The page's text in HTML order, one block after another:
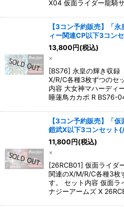
X04 仮面ライダー龍騎
【3コン予約販売】「
ィー関連CP以下3コン
13,800 円(税込)
×
[BS76] 永皇の輝き収
X/R/C各種3枚ずつのセ
内容 大女神マハーディ
睡蓮鳥カカポ R BS76-
【3コン予約販売】「仮
鎧武X以下3コンセット
11,800 円(税込)
×
[26RCB01] 仮面ライ
関連のX/M/R/C各種3枚
す。 セット内容 仮面ラ
ナジーアームズ X